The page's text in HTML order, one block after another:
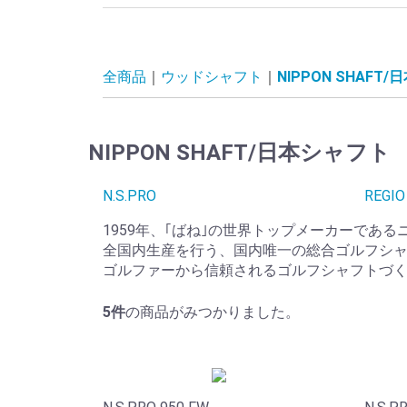
全商品 ウッドシャフト NIPPON SHAFT/
NIPPON SHAFT/日本シャフト
N.S.PRO
1959年、｢ばね｣の世界トップメーカーである
全国内生産を行う、国内唯一の総合ゴルフシ
ゴルファーから信頼されるゴルフシャフトづ
5件の商品がみつかりました。